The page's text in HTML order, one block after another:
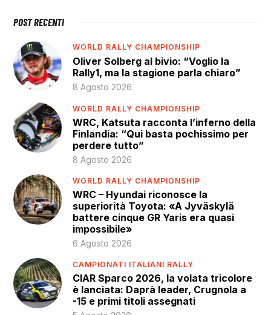
POST RECENTI
WORLD RALLY CHAMPIONSHIP
Oliver Solberg al bivio: “Voglio la
Rally1, ma la stagione parla chiaro”
8 Agosto 2026
WORLD RALLY CHAMPIONSHIP
WRC, Katsuta racconta l’inferno della
Finlandia: “Qui basta pochissimo per
perdere tutto”
8 Agosto 2026
WORLD RALLY CHAMPIONSHIP
WRC – Hyundai riconosce la
superiorità Toyota: «A Jyväskylä
battere cinque GR Yaris era quasi
impossibile»
6 Agosto 2026
CAMPIONATI ITALIANI RALLY
CIAR Sparco 2026, la volata tricolore
è lanciata: Daprà leader, Crugnola a
-15 e primi titoli assegnati